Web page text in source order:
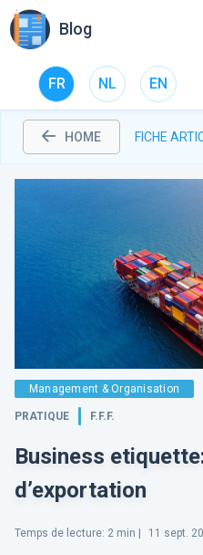
Blog
FR NL EN
HOME FICHE
Management & Organisation
PRATIQUE F.F.F.
Business
d’exportation
Temps de lecture: 2 min | 11 sept.